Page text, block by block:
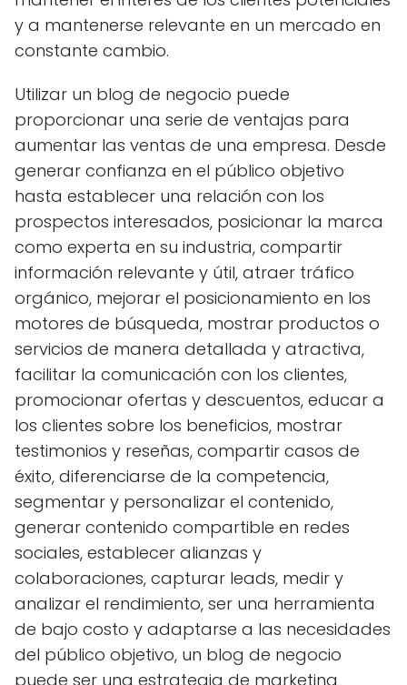
y a mantenerse relevante en un mercado en
constante cambio.
Utilizar un blog de negocio puede
proporcionar una serie de ventajas para
aumentar las ventas de una empresa. Desde
generar confianza en el público objetivo
hasta establecer una relación con los
prospectos interesados, posicionar la marca
como experta en su industria, compartir
información relevante y útil, atraer tráfico
orgánico, mejorar el posicionamiento en los
motores de búsqueda, mostrar productos o
servicios de manera detallada y atractiva,
facilitar la comunicación con los clientes,
promocionar ofertas y descuentos, educar a
los clientes sobre los beneficios, mostrar
testimonios y reseñas, compartir casos de
éxito, diferenciarse de la competencia,
segmentar y personalizar el contenido,
generar contenido compartible en redes
sociales, establecer alianzas y
colaboraciones, capturar leads, medir y
analizar el rendimiento, ser una herramienta
de bajo costo y adaptarse a las necesidades
del público objetivo, un blog de negocio
puede ser una estrategia de marketing